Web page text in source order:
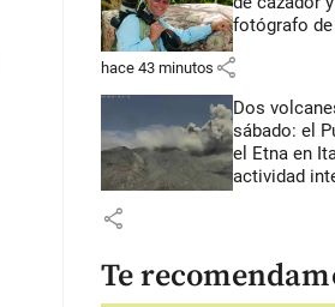
fotógrafo de
hace 43 minutos share
Dos
sábado: el
el Etna en
actividad
share
Te